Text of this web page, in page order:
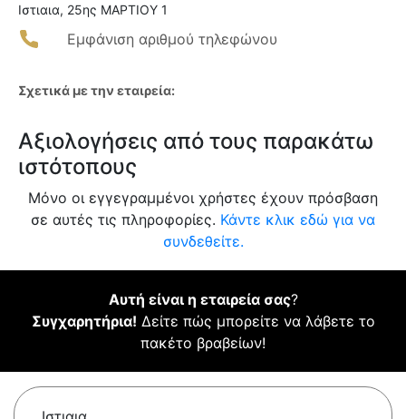
Ιστιαια, 25ης ΜΑΡΤΙΟΥ 1
Εμφάνιση αριθμού τηλεφώνου
Σχετικά με την εταιρεία:
Αξιολογήσεις από τους παρακάτω
ιστότοπους
Μόνο οι εγγεγραμμένοι χρήστες έχουν πρόσβαση
σε αυτές τις πληροφορίες. Κάντε κλικ εδώ για να
συνδεθείτε.
Αυτή είναι η εταιρεία σας?
Συγχαρητήρια! Δείτε πώς μπορείτε να λάβετε το
πακέτο βραβείων!